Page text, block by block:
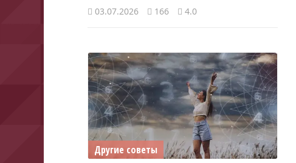
03.07.2026 166 4.0
Другие советы